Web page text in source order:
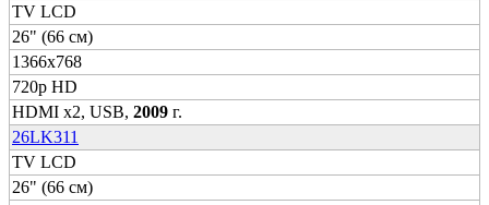
TV LCD
26" (66 см)
1366x768
720p HD
HDMI x2, USB, 2009 г.
26LK311
TV LCD
26" (66 см)